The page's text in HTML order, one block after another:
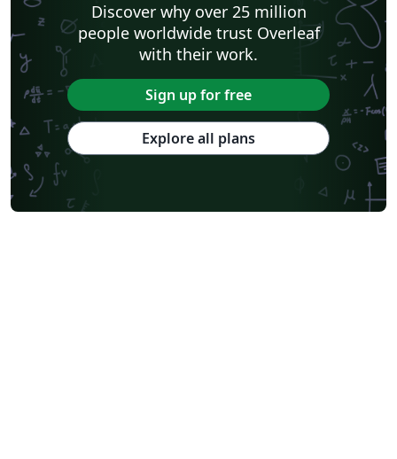
Discover why over 25 million
people worldwide trust Overleaf
with their work.
Sign up for free
Explore all plans